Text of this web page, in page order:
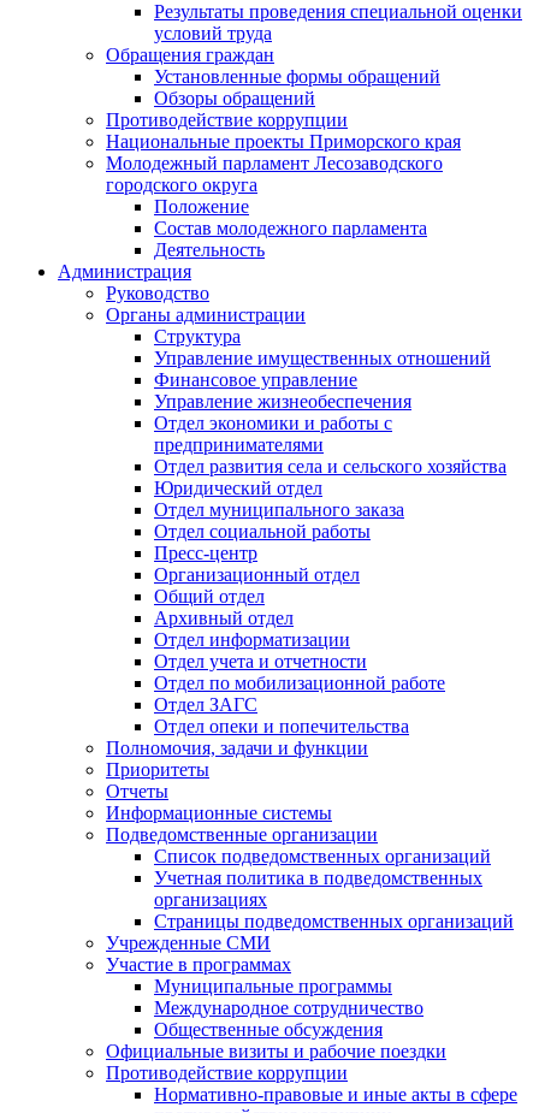
Результаты проведения специальной оценки
условий труда
Обращения граждан
Установленные формы обращений
Обзоры обращений
Противодействие коррупции
Национальные проекты Приморского края
Молодежный парламент Лесозаводского
городского округа
Положение
Состав молодежного парламента
Деятельность
Администрация
Руководство
Органы администрации
Структура
Управление имущественных отношений
Финансовое управление
Управление жизнеобеспечения
Отдел экономики и работы с
предпринимателями
Отдел развития села и сельского хозяйства
Юридический отдел
Отдел муниципального заказа
Отдел социальной работы
Пресс-центр
Организационный отдел
Общий отдел
Архивный отдел
Отдел информатизации
Отдел учета и отчетности
Отдел по мобилизационной работе
Отдел ЗАГС
Отдел опеки и попечительства
Полномочия, задачи и функции
Приоритеты
Отчеты
Информационные системы
Подведомственные организации
Список подведомственных организаций
Учетная политика в подведомственных
организациях
Страницы подведомственных организаций
Учрежденные СМИ
Участие в программах
Муниципальные программы
Международное сотрудничество
Общественные обсуждения
Официальные визиты и рабочие поездки
Противодействие коррупции
Нормативно-правовые и иные акты в сфере